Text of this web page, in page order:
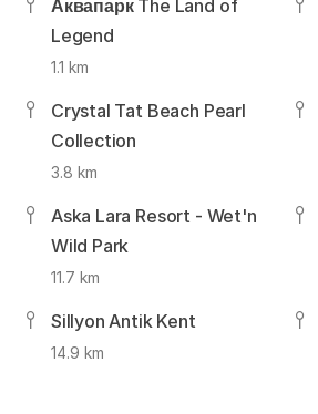
Аквапарк The Land of
Legend
1.1 km
Crystal Tat Beach Pearl
Collection
3.8 km
Aska Lara Resort - Wet'n
Wild Park
11.7 km
Sillyon Antik Kent
14.9 km